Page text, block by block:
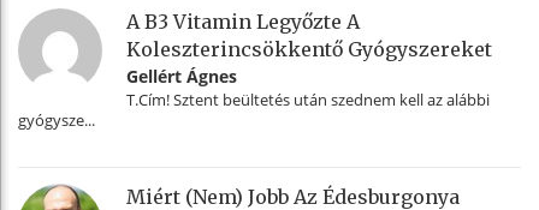
A B3 Vitamin Legyőzte A
Koleszterincsökkentő Gyógyszereket
Gellért Ágnes
T.Cím! Sztent beültetés után szednem kell az alábbi
gyógysze...
Miért (nem) Jobb Az Édesburgonya